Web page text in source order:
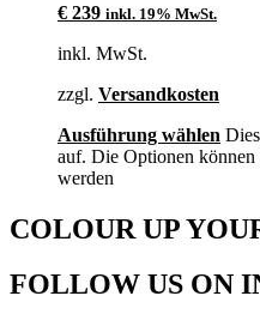
€ 239 inkl. 19% MwSt.
inkl. MwSt.
zzgl. Versandkosten
Ausführung wählen
auf. Die Optionen
werden
COLOUR UP
FOLLOW US ON